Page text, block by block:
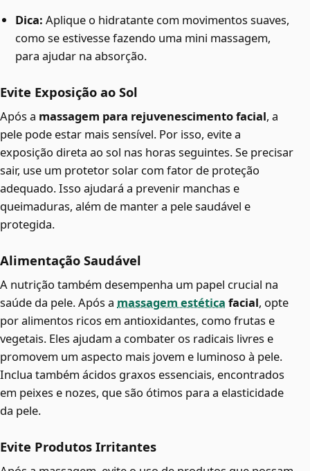
Dica: Aplique o hidratante com movimentos suaves,
como se estivesse fazendo uma mini massagem,
para ajudar na absorção.
Evite Exposição ao Sol
Após a massagem para rejuvenescimento facial, a
pele pode estar mais sensível. Por isso, evite a
exposição direta ao sol nas horas seguintes. Se precisar
sair, use um protetor solar com fator de proteção
adequado. Isso ajudará a prevenir manchas e
queimaduras, além de manter a pele saudável e
protegida.
Alimentação Saudável
A nutrição também desempenha um papel crucial na
saúde da pele. Após a massagem estética facial, opte
por alimentos ricos em antioxidantes, como frutas e
vegetais. Eles ajudam a combater os radicais livres e
promovem um aspecto mais jovem e luminoso à pele.
Inclua também ácidos graxos essenciais, encontrados
em peixes e nozes, que são ótimos para a elasticidade
da pele.
Evite Produtos Irritantes